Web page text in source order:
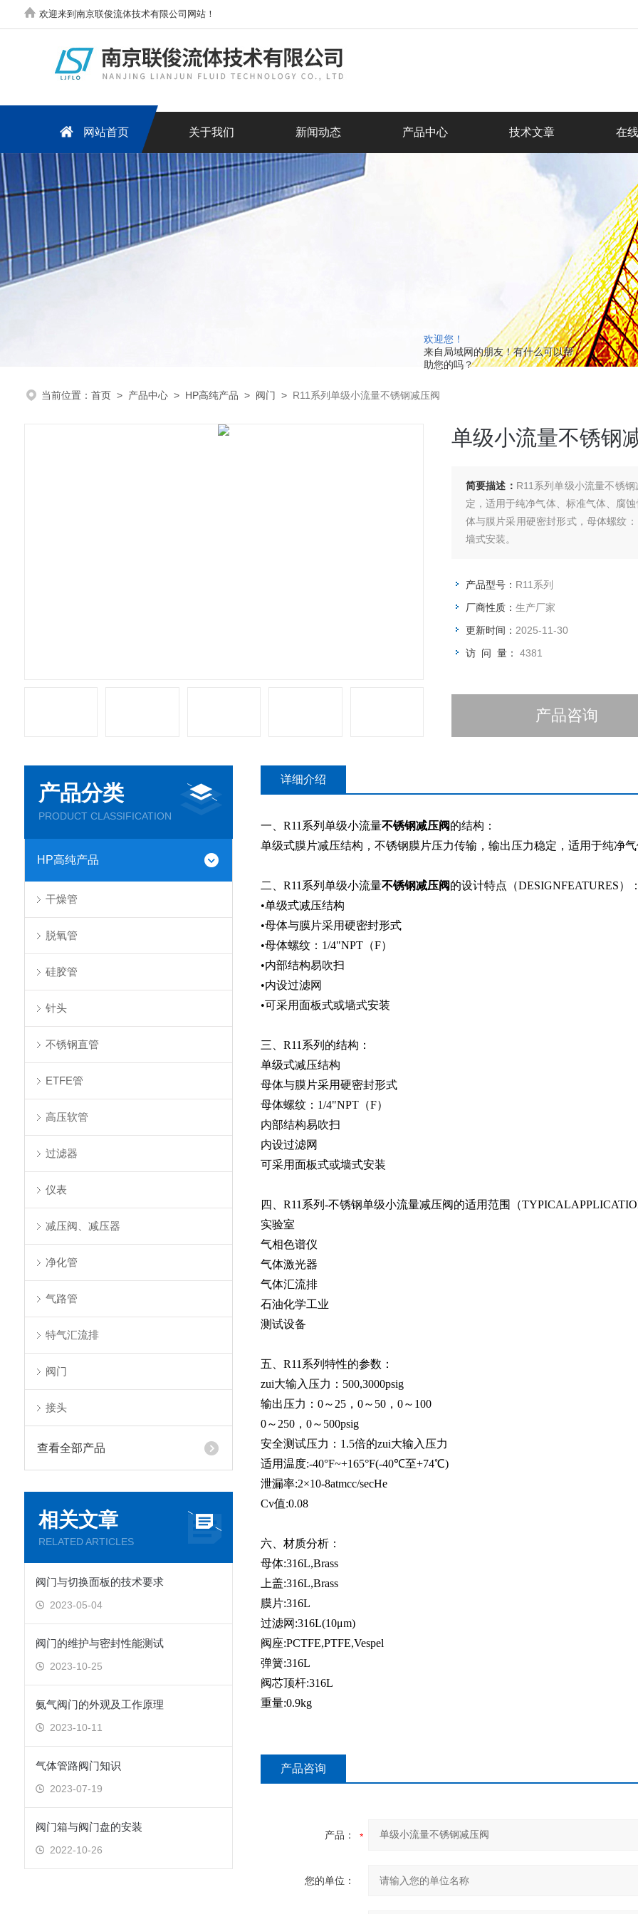
欢迎您！
来自局域网的朋友！有什么可以帮
助您的吗？
欢迎来到南京联俊流体技术有限公司网站！
网站首页 关于我们 新闻动态 产品中心 技术文章 在
当前位置： 首页> 产品中心> HP高纯产品 > 阀门 > R11系列单级小流量不锈钢减压阀
单级小流量不锈钢
简要描述： R11系列单级小流量不锈
定，适用于纯净气体、标准气体、腐
体与膜片采用硬密封形式，母体螺纹
墙式安装。
产品型号： R11系列
厂商性质： 生产厂家
更新时间： 2025-11-30
访 问 量： 4381
产品咨询
产品分类
PRODUCT CLASSIFICATION
HP高纯产品
干燥管
脱氧管
硅胶管
针头
不锈钢直管
ETFE管
高压软管
过滤器
仪表
减压阀、减压器
净化管
气路管
特气汇流排
阀门
接头
查看全部产品
相关文章
RELATED ARTICLES
阀门与切换面板的技术要求
2023-05-04
阀门的维护与密封性能测试
2023-10-25
氨气阀门的外观及工作原理
2023-10-11
气体管路阀门知识
2023-07-19
阀门箱与阀门盘的安装
2022-10-26
详细介绍
一、R11系列单级小流量不锈钢减压阀的结构：
单级式膜片减压结构，不锈钢膜片压力传输，输出压力稳定，适用于纯净气
二、R11系列单级小流量不锈钢减压阀的设计特点（DESIGNFEATURES）：
•单级式减压结构
•母体与膜片采用硬密封形式
•母体螺纹：1/4"NPT（F）
•内部结构易吹扫
•内设过滤网
•可采用面板式或墙式安装
三、R11系列的结构：
单级式减压结构
母体与膜片采用硬密封形式
母体螺纹：1/4"NPT（F）
内部结构易吹扫
内设过滤网
可采用面板式或墙式安装
四、R11系列-不锈钢单级小流量减压阀的适用范围（
实验室
气相色谱仪
气体激光器
气体汇流排
石油化学工业
测试设备
五、R11系列特性的参数：
zui大输入压力：500,3000psig
输出压力：0～25，0～50，0～100
0～250，0～500psig
安全测试压力：1.5倍的zui大输入压力
适用温度:-40°F~+165°F(-40℃至+74℃)
泄漏率:2×10-8atmcc/secHe
Cv值:0.08
六、材质分析：
母体:316L,Brass
上盖:316L,Brass
膜片:316L
过滤网:316L(10μm)
阀座:PCTFE,PTFE,Vespel
弹簧:316L
阀芯顶杆:316L
重量:0.9kg
产品咨询
产品：
您的单位：